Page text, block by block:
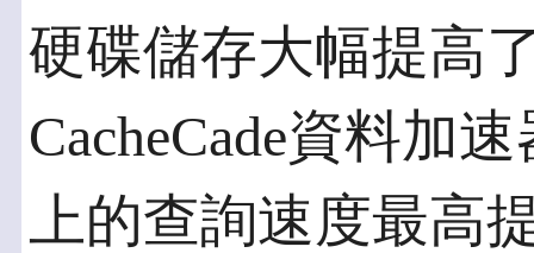
硬碟儲存大幅提高
CacheCade資料加
上的查詢速度最高